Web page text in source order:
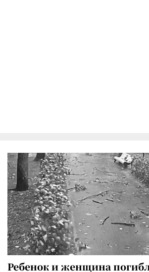
Ребенок и женщина